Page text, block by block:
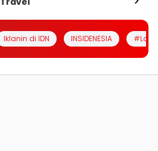
Iklanin di IDN INSIDENESIA